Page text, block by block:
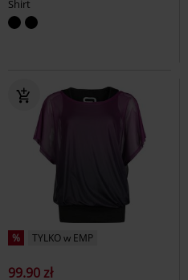
Shirt
% TYLKO w EMP
99.90 zł